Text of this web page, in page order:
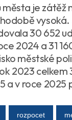
je zátěž
30 652
2024 a 31
městské
2023 celkem
a v roce 2025
rozpocet